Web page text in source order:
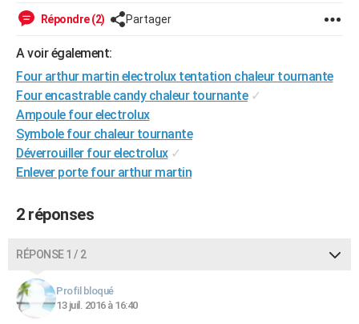
Alimentation
Guide de la santé
Maladies
Médicaments
Sommeil
VOYAGE
Destinations
City break
Voyage nature
Voyage de noces
Forum
Climat
+PHOTO
GUIDES D'ACHAT
BONS PLANS
CARTE DE VOEUX
Dictionnaire
Biographies
Citations
Expressions
Proverbes
PROGRAMME TV
COPAINS D'AVANT
S'inscrire
Se connecter
Lycées
Collèges
Primaires
Universités
Entreprises
Service militaire
Avis de recherche
AVIS DE DÉCÈS
FORUM
Répondre (2) Partager
A voir également:
Four arthur martin electrolux tentation chaleur tournante
Four encastrable candy chaleur tournante ✓
Ampoule four electrolux
Symbole four chaleur tournante
Déverrouiller four electrolux ✓
Enlever porte four arthur martin
2 réponses
RÉPONSE 1 / 2
Profil bloqué
13 juil. 2016 à 16:40